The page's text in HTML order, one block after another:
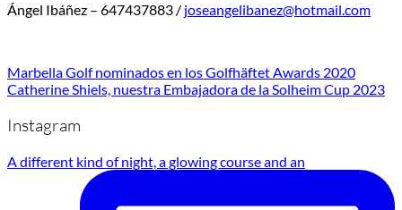
Ángel Ibáñez – 647437883 / joseangelibanez@hotmail.com
Marbella Golf nominados en los Golfhäftet Awards 2020
Catherine Shiels, nuestra Embajadora de la Solheim Cup 2023
Instagram
A different kind of night, a glowing course and an